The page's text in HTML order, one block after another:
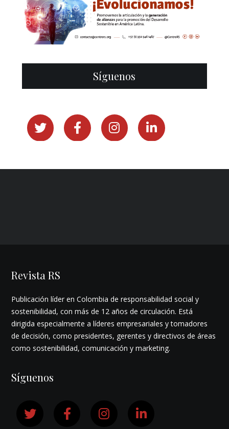
Síguenos
Revista RS
Publicación líder en Colombia de responsabilidad social y
sostenibilidad, con más de 12 años de circulación. Está
dirigida especialmente a líderes empresariales y tomadores
de decisión, como presidentes, gerentes y directivos de áreas
como sostenibilidad, comunicación y marketing.
Síguenos